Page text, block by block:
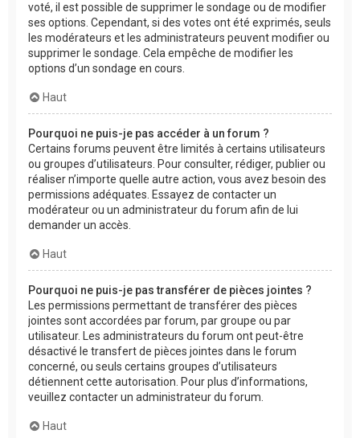
voté, il est possible de supprimer le sondage ou de modifier
ses options. Cependant, si des votes ont été exprimés, seuls
les modérateurs et les administrateurs peuvent modifier ou
supprimer le sondage. Cela empêche de modifier les
options d’un sondage en cours.
Haut
Pourquoi ne puis-je pas accéder à un forum ?
Certains forums peuvent être limités à certains utilisateurs
ou groupes d’utilisateurs. Pour consulter, rédiger, publier ou
réaliser n’importe quelle autre action, vous avez besoin des
permissions adéquates. Essayez de contacter un
modérateur ou un administrateur du forum afin de lui
demander un accès.
Haut
Pourquoi ne puis-je pas transférer de pièces jointes ?
Les permissions permettant de transférer des pièces
jointes sont accordées par forum, par groupe ou par
utilisateur. Les administrateurs du forum ont peut-être
désactivé le transfert de pièces jointes dans le forum
concerné, ou seuls certains groupes d’utilisateurs
détiennent cette autorisation. Pour plus d’informations,
veuillez contacter un administrateur du forum.
Haut